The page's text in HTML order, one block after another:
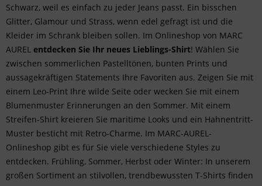
Schwarz, weil es einfach zu jeder Jeans passt. Ein bisschen
Glitter, Glamour und Strass, wenn edel gefragt ist und die
Kleider im Schrank bleiben sollen. Im Onlineshop von MARC
AUREL entdecken Sie Ihr neues Lieblings-Shirt! Wählen Sie
zwischen sommerlichen Pastelltönen, bunten Prints und
aussagekräftigen Statements Ihre Favoriten aus. Zeigen Sie mit
einem Leo-Print Ihre wilde Seite oder wecken Sie mit einem
Blumenmuster Erinnerungen an den Sommer. Mit einem
Streifen-Shirt kreieren Sie maritime Looks und ein Hahnentritt-
Muster besticht mit Retro-Charme. Im MARC-AUREL-
Onlineshop gibt es für Sie viele verschiedene Styles zu
entdecken. Frühling, Sommer, Herbst oder Winter: In unserem
großen Sortiment an stilvollen, trendbewussten T-Shirts finden